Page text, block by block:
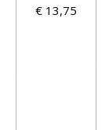
€ 13,75